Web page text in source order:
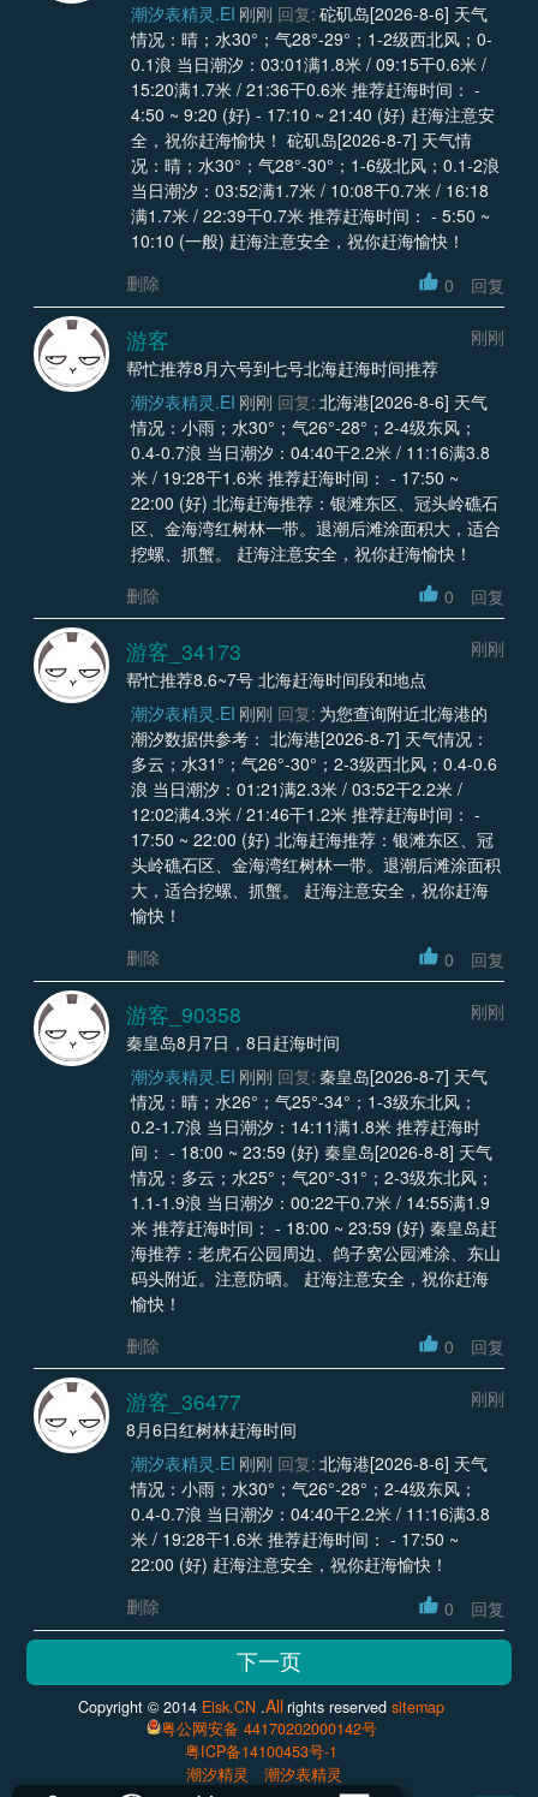
潮汐表精灵.EI 刚刚 回复: 砣矶岛[2026-8-6] 天气
情况：晴；水30°；气28°-29°；1-2级西北风；0-
0.1浪 当日潮汐：03:01满1.8米 / 09:15干0.6米 /
15:20满1.7米 / 21:36干0.6米 推荐赶海时间： -
4:50 ~ 9:20 (好) - 17:10 ~ 21:40 (好) 赶海注意安
全，祝你赶海愉快！ 砣矶岛[2026-8-7] 天气情
况：晴；水30°；气28°-30°；1-6级北风；0.1-2浪
当日潮汐：03:52满1.7米 / 10:08干0.7米 / 16:18
满1.7米 / 22:39干0.7米 推荐赶海时间： - 5:50 ~
10:10 (一般) 赶海注意安全，祝你赶海愉快！
删除
0 回复
游客
刚刚
帮忙推荐8月六号到七号北海赶海时间推荐
潮汐表精灵.EI 刚刚 回复: 北海港[2026-8-6] 天气
情况：小雨；水30°；气26°-28°；2-4级东风；
0.4-0.7浪 当日潮汐：04:40干2.2米 / 11:16满3.8
米 / 19:28干1.6米 推荐赶海时间： - 17:50 ~
22:00 (好) 北海赶海推荐：银滩东区、冠头岭礁石
区、金海湾红树林一带。退潮后滩涂面积大，适合
挖螺、抓蟹。 赶海注意安全，祝你赶海愉快！
删除
0 回复
游客_34173
刚刚
帮忙推荐8.6~7号 北海赶海时间段和地点
潮汐表精灵.EI 刚刚 回复: 为您查询附近北海港的
潮汐数据供参考： 北海港[2026-8-7] 天气情况：
多云；水31°；气26°-30°；2-3级西北风；0.4-0.6
浪 当日潮汐：01:21满2.3米 / 03:52干2.2米 /
12:02满4.3米 / 21:46干1.2米 推荐赶海时间： -
17:50 ~ 22:00 (好) 北海赶海推荐：银滩东区、冠
头岭礁石区、金海湾红树林一带。退潮后滩涂面积
大，适合挖螺、抓蟹。 赶海注意安全，祝你赶海
愉快！
删除
0 回复
游客_90358
刚刚
秦皇岛8月7日，8日赶海时间
潮汐表精灵.EI 刚刚 回复: 秦皇岛[2026-8-7] 天气
情况：晴；水26°；气25°-34°；1-3级东北风；
0.2-1.7浪 当日潮汐：14:11满1.8米 推荐赶海时
间： - 18:00 ~ 23:59 (好) 秦皇岛[2026-8-8] 天气
情况：多云；水25°；气20°-31°；2-3级东北风；
1.1-1.9浪 当日潮汐：00:22干0.7米 / 14:55满1.9
米 推荐赶海时间： - 18:00 ~ 23:59 (好) 秦皇岛赶
海推荐：老虎石公园周边、鸽子窝公园滩涂、东山
码头附近。注意防晒。 赶海注意安全，祝你赶海
愉快！
删除
0 回复
游客_36477
刚刚
8月6日红树林赶海时间
潮汐表精灵.EI 刚刚 回复: 北海港[2026-8-6] 天气
情况：小雨；水30°；气26°-28°；2-4级东风；
0.4-0.7浪 当日潮汐：04:40干2.2米 / 11:16满3.8
米 / 19:28干1.6米 推荐赶海时间： - 17:50 ~
22:00 (好) 赶海注意安全，祝你赶海愉快！
删除
0 回复
Copyright © 2014 Eisk.CN .Allrights reservedsitemap
粤公网安备 44170202000142号
粤ICP备14100453号-1
潮汐精灵
潮汐表精灵